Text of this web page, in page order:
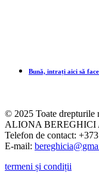
Bună, intrați aici să
© 2025 Toate drepturile
ALIONA BEREGHICI
Telefon de contact:
E-mail:
termeni și condiții